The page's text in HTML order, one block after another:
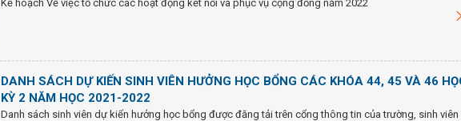
Kế hoạch Về việc tổ chức các hoạt động kết nối và phục vụ cộng đồng năm 2022
DANH SÁCH DỰ KIẾN SINH VIÊN HƯỞNG HỌC BỔNG CÁC KHÓA 44, 45 VÀ 46
KỲ 2 NĂM HỌC 2021-2022
Danh sách sinh viên dự kiến hưởng học bổng được đăng tải trên cổng thông tin của trường, sinh viên